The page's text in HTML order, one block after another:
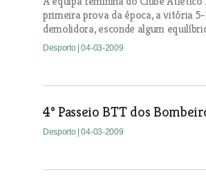
primeira prova da época, a vitória
demolidora, esconde algum
Desporto | 04-03-2009
4º Passeio BTT dos
Desporto | 04-03-2009